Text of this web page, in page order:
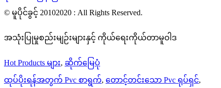
© မူပိုင်ခွင့် 20102020 : All Rights Reserved.
အသုံးပြုမှုစည်းမျဉ်းများနှင့် ကိုယ်ရေးကိုယ်တာမူဝါဒ
Hot Products များ, ဆိုက်မြေပုံ
ထုပ်ပိုးရန်အတွက် Pvc စာရွက်, တောင့်တင်းသော Pvc ရုပ်ရှင်,